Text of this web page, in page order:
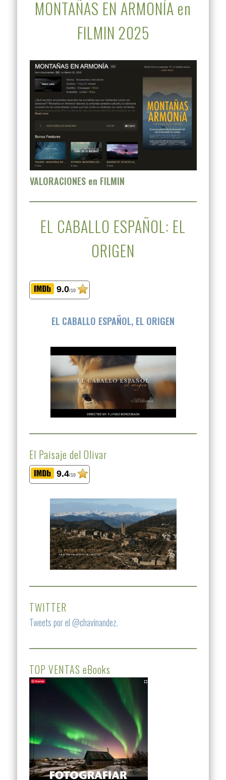
MONTAÑAS EN ARMONÍA en
FILMIN 2025
VALORACIONES en FILMIN
EL CABALLO ESPAÑOL: EL
ORIGEN
9.0/10
EL CABALLO ESPAÑOL, EL ORIGEN
El Paisaje del Olivar
9.4/10
TWITTER
Tweets por el @chavinandez.
TOP VENTAS eBooks